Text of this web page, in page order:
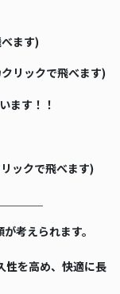
ます)
ックで飛べます)
ます！！
クで飛べます)
考えられます。
性を高め、快適に長